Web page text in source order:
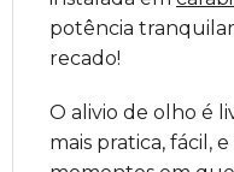
potência
recado!
O alivio de olho é
mais pratica, fácil,